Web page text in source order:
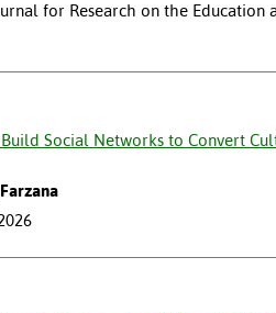
for Research on the Education
Social Networks to Convert